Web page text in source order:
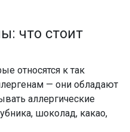
что стоит
относятся к так
— они обладают
аллергические
шоколад, какао,